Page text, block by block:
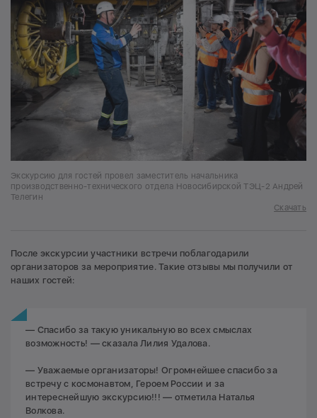
Экскурсию для гостей провел заместитель начальника
производственно-технического отдела Новосибирской ТЭЦ-2 Андрей
Телегин
Скачать
После экскурсии участники встречи поблагодарили
организаторов за мероприятие. Такие отзывы мы получили от
наших гостей:
— Спасибо за такую уникальную во всех смыслах
возможность! — сказала Лилия Удалова.
— Уважаемые организаторы! Огромнейшее спасибо за
встречу с космонавтом, Героем России и за
интереснейшую экскурсию!!! — отметила Наталья
Волкова.